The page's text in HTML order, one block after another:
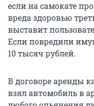
если на самокате
вреда здоровью
выставит
Если повредили
10 тысяч рублей.
В договоре аренды
взял автомобиль в